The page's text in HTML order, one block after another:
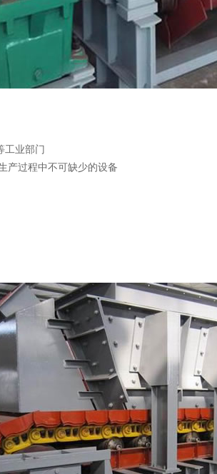
工业部门
产过程中不可缺少的设备